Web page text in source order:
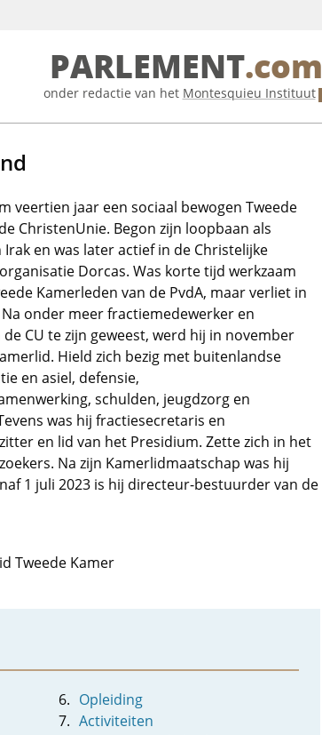
PARLEMENT.com
onder redactie van het Montesquieu Instituut
veertien jaar een sociaal bewogen Tweede
ChristenUnie. Begon zijn loopbaan als
en was later actief in de Christelijke
Dorcas. Was korte tijd werkzaam
Kamerleden van de PvdA, maar verliet in
onder meer fractiemedewerker en
CU te zijn geweest, werd hij in november
Hield zich bezig met buitenlandse
en asiel, defensie,
schulden, jeugdzorg en
was hij fractiesecretaris en
en lid van het Presidium. Zette zich in het
Na zijn Kamerlidmaatschap was hij
1 juli 2023 is hij directeur-bestuurder van de
Tweede Kamer
Opleiding
Activiteiten